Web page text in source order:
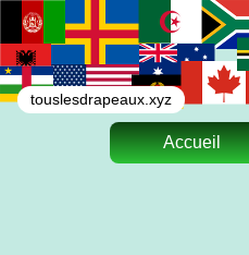
touslesdrapeaux.xyz
Accueil